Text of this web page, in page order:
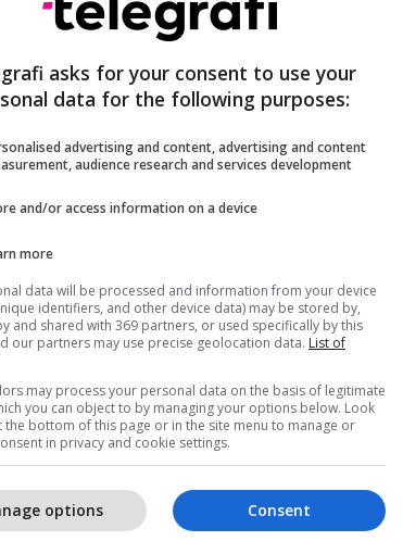
kishte kaluar më herët testet e
masat e nevojshme që të mos përsëritet
lidhur me ndikimin që mund të kenë
u sulmua nga një robot, si pasojë e
e kompanisë në Teksas. /Telegrafi/
asks for your consent to use your
data for the following purposes:
advertising and content, advertising and content
audience research and services development
and/or access information on a device
more
data will be processed and information from your device
identifiers, and other device data) may be stored by,
and shared with 369 partners, or used specifically by this
our partners may use precise geolocation data. List of
may process your personal data on the basis of legitimate
you can object to by managing your options below. Look
the bottom of this page or in the site menu to manage or
in privacy and cookie settings.
Consent
options